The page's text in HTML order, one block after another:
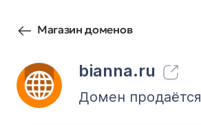
Магазин доменов
bianna.ru
Домен продаётся